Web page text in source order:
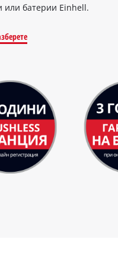
или батерии Einhell.